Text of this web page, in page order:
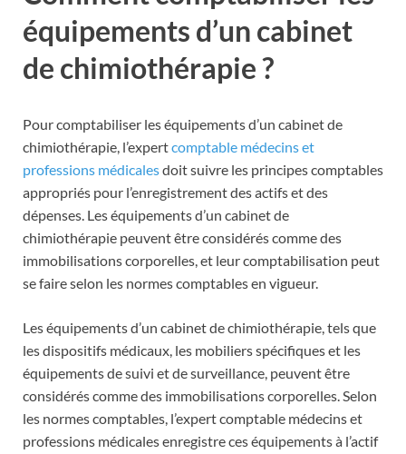
équipements d’un cabinet
de chimiothérapie ?
Pour comptabiliser les équipements d’un cabinet de
chimiothérapie, l’expertcomptable médecins et
professions médicalesdoit suivre les principes comptables
appropriés pour l’enregistrement des actifs et des
dépenses. Les équipements d’un cabinet de
chimiothérapie peuvent être considérés comme des
immobilisations corporelles, et leur comptabilisation peut
se faire selon les normes comptables en vigueur.
Les équipements d’un cabinet de chimiothérapie, tels que
les dispositifs médicaux, les mobiliers spécifiques et les
équipements de suivi et de surveillance, peuvent être
considérés comme des immobilisations corporelles. Selon
les normes comptables, l’expert comptable médecins et
professions médicales enregistre ces équipements à l’actif